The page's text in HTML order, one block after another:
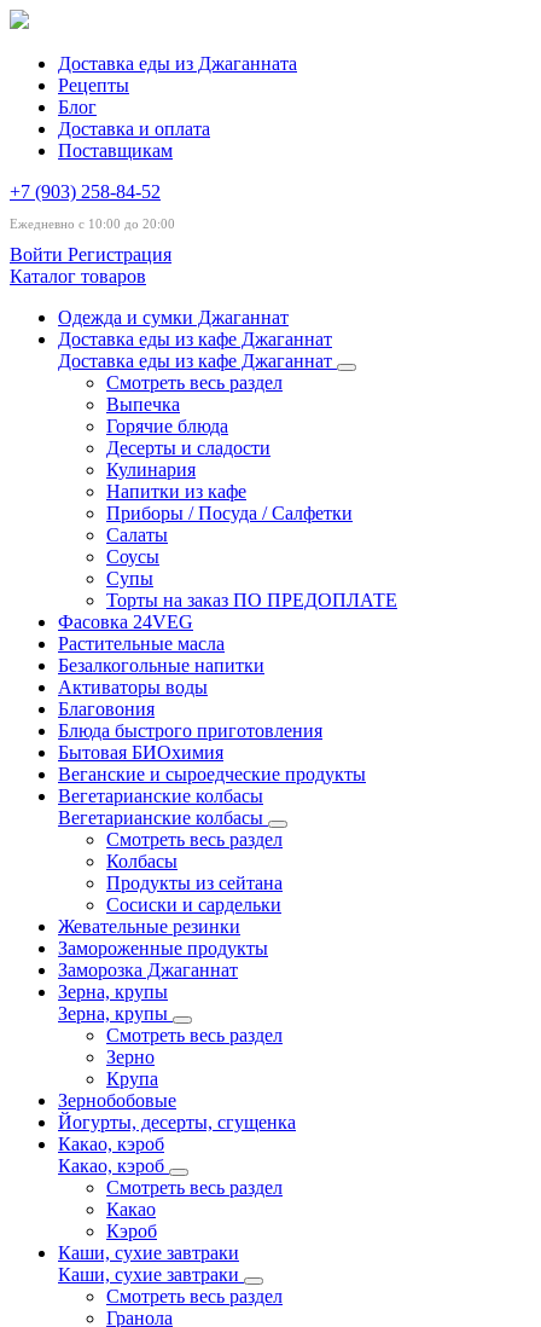
Доставка еды из Джаганната
Рецепты
Блог
Доставка и оплата
Поставщикам
+7 (903) 258-84-52
Ежедневно с 10:00 до 20:00
Войти Регистрация
Каталог товаров
Одежда и сумки Джаганнат
Доставка еды из кафе Джаганнат
Доставка еды из кафе Джаганнат
Смотреть весь раздел
Выпечка
Горячие блюда
Десерты и сладости
Кулинария
Напитки из кафе
Приборы / Посуда / Салфетки
Салаты
Соусы
Супы
Торты на заказ ПО ПРЕДОПЛАТЕ
Фасовка 24VEG
Растительные масла
Безалкогольные напитки
Активаторы воды
Благовония
Блюда быстрого приготовления
Бытовая БИОхимия
Веганские и сыроедческие продукты
Вегетарианские колбасы
Вегетарианские колбасы
Смотреть весь раздел
Колбасы
Продукты из сейтана
Сосиски и сардельки
Жевательные резинки
Замороженные продукты
Заморозка Джаганнат
Зерна, крупы
Зерна, крупы
Смотреть весь раздел
Зерно
Крупа
Зернобобовые
Йогурты, десерты, сгущенка
Какао, кэроб
Какао, кэроб
Смотреть весь раздел
Какао
Кэроб
Каши, сухие завтраки
Каши, сухие завтраки
Смотреть весь раздел
Гранола